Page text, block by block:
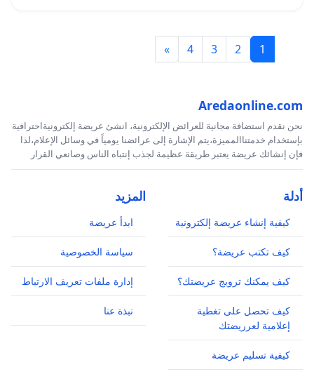
1
2
3
4
»
Aredaonline.com
نحن نقدم استضافة مجانية للعرائض الإلكترونية، انشئ عريضة إلكترونيةاحترافية
بإستخدام خدمتناالمميزة،يتم الإشارة إلى عرائضنا يومياً في وسائل الإعلام،لذا
فإن إنشائك عريضة يعتبر طريقة عظيمة لجذب إنتباه الناس وصانعي القرار
أدلة
كيفية إنشاء عريضة إلكترونية
كيف تكتب عريضة؟
كيف يمكنك ترويج عريضتك؟
كيف تحصل على تغطية
إعلامية لعرريضتك
كيفية تسليم عريضة
المزيد
ابدأ عريضة
سياسة الخصوصية
إدارة ملفات تعريف الارتباط
نبذة عنا